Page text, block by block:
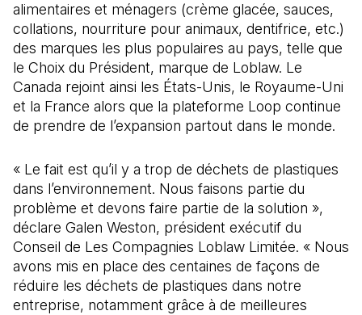
alimentaires et ménagers (crème glacée, sauces,
collations, nourriture pour animaux, dentifrice, etc.)
des marques les plus populaires au pays, telle que
le Choix du Président, marque de Loblaw. Le
Canada rejoint ainsi les États-Unis, le Royaume-Uni
et la France alors que la plateforme Loop continue
de prendre de l’expansion partout dans le monde.
« Le fait est qu’il y a trop de déchets de plastiques
dans l’environnement. Nous faisons partie du
problème et devons faire partie de la solution »,
déclare Galen Weston, président exécutif du
Conseil de Les Compagnies Loblaw Limitée. « Nous
avons mis en place des centaines de façons de
réduire les déchets de plastiques dans notre
entreprise, notamment grâce à de meilleures